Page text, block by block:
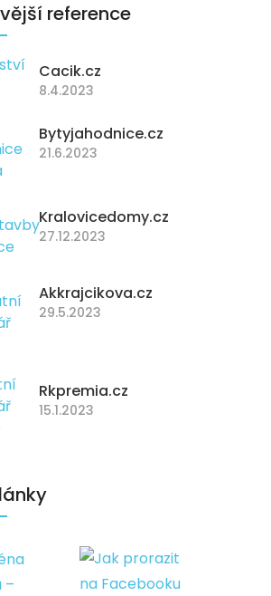
reference
Cacik.cz
8.4.2023
Bytyjahodnice.cz
21.6.2023
Kralovicedomy.cz
27.12.2023
Akkrajcikova.cz
29.5.2023
Rkpremia.cz
15.1.2023
–